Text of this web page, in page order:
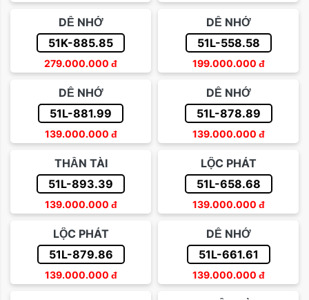
DỄ NHỚ
51K-885.85
279.000.000 đ
DỄ NHỚ
51L-558.58
199.000.000 đ
DỄ NHỚ
51L-881.99
139.000.000 đ
DỄ NHỚ
51L-878.89
139.000.000 đ
THẦN TÀI
51L-893.39
139.000.000 đ
LỘC PHÁT
51L-658.68
139.000.000 đ
LỘC PHÁT
51L-879.86
139.000.000 đ
DỄ NHỚ
51L-661.61
139.000.000 đ